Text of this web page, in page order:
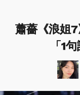
蕭薔《浪姐
「1